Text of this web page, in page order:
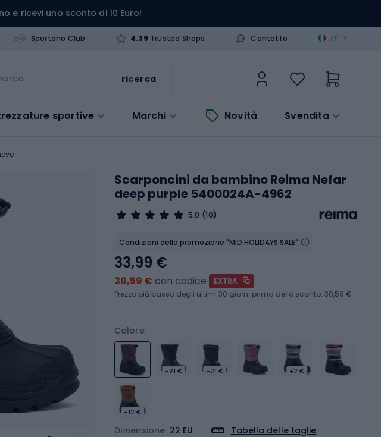
e ricevi uno sconto di 10 Euro!
Sportano Club 4.39 Trusted Shops Contatto IT >
ricerca
sportive Marchi Novità Svendita
Scarponcini da bambino Reima Nefar
deep purple 5400024A-4962
5.0 (10)
Condizioni della promozione "MID HOLIDAYS SALE"
Colore
+21 € +21 € +2 €
+12 €
Dimensione 22 EU Tabella delle taglie
33,99 €
30,59 € con codice
EXTRA
Prezzo più basso degli ultimi 30 giorni prima dello sconto: 30,59 €